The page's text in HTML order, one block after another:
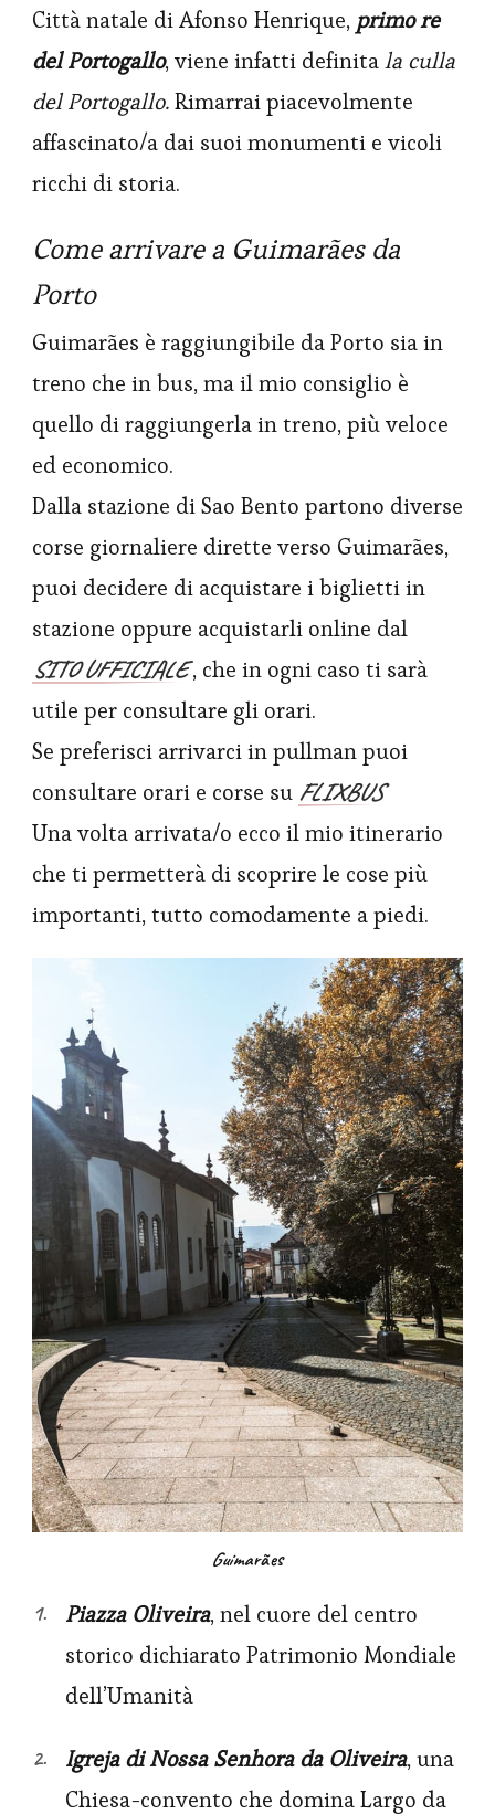
Città natale di Afonso Henrique, primo re
del Portogallo, viene infatti definitala culla
del Portogallo.Rimarrai piacevolmente
affascinato/a dai suoi monumenti e vicoli
ricchi di storia.
Come arrivare a Guimarães da
Porto
Guimarães è raggiungibile da Porto sia in
treno che in bus, ma il mio consiglio è
quello di raggiungerla in treno, più veloce
ed economico.
Dalla stazione di Sao Bento partono diverse
corse giornaliere dirette verso Guimarães,
puoi decidere di acquistare i biglietti in
stazione oppure acquistarli online dal
SITO UFFICIALE, che in ogni caso ti sarà
utile per consultare gli orari.
Se preferisci arrivarci in pullman puoi
consultare orari e corse su FLIXBUS
Una volta arrivata/o ecco il mio itinerario
che ti permetterà di scoprire le cose più
importanti, tutto comodamente a piedi.
Guimarães
Piazza Oliveira, nel cuore del centro
storico dichiarato Patrimonio Mondiale
dell’Umanità
Igreja di Nossa Senhora da Oliveira, una
Chiesa-convento che domina Largo da